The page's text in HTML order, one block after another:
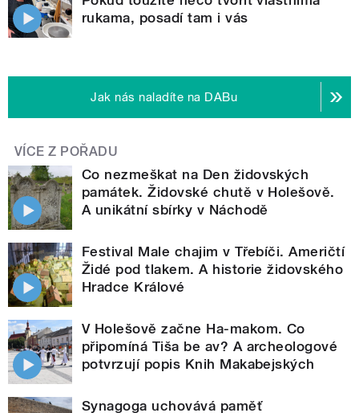
rukama, posadí tam i vás
Jak nás naladíte na DABu
VÍCE Z POŘADU
Co nezmeškat na Den židovských
památek. Židovské chutě v Holešově.
A unikátní sbírky v Náchodě
Festival Male chajim v Třebíči. Američtí
Židé pod tlakem. A historie židovského
Hradce Králové
V Holešově začne Ha-makom. Co
připomíná Tiša be av? A archeologové
potvrzují popis Knih Makabejských
Synagoga uchovává paměť